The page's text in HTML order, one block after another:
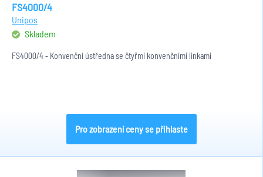
FS4000/4
Unipos
Skladem
FS4000/4 - Konvenční ústředna se čtyřmi konvenčními linkami
Pro zobrazení ceny se přihlaste